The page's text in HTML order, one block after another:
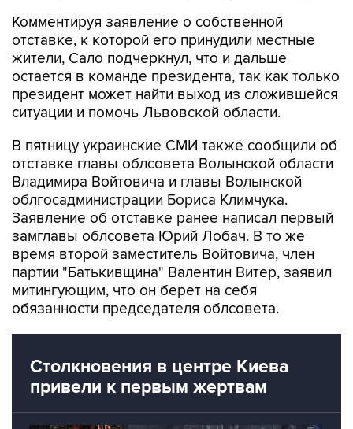
Комментируя заявление о собственной
отставке, к которой его принудили местные
жители, Сало подчеркнул, что и дальше
остается в команде президента, так как только
президент может найти выход из сложившейся
ситуации и помочь Львовской области.
В пятницу украинские СМИ также сообщили об
отставке главы облсовета Волынской области
Владимира Войтовича и главы Волынской
облгосадминистрации Бориса Климчука.
Заявление об отставке ранее написал первый
замглавы облсовета Юрий Лобач. В то же
время второй заместитель Войтовича, член
партии "Батькивщина" Валентин Витер, заявил
митингующим, что он берет на себя
обязанности председателя облсовета.
Столкновения в центре Киева
привели к первым жертвам